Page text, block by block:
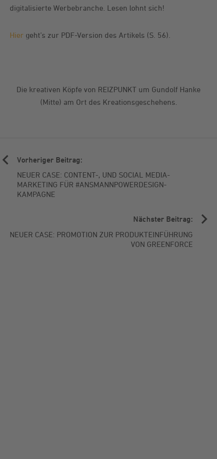
digitalisierte Werbebranche. Lesen lohnt sich!
Hier geht’s zur PDF-Version des Artikels (S. 56).
Die kreativen Köpfe von REIZPUNKT um Gundolf Hanke
(Mitte) am Ort des Kreationsgeschehens.
Vorheriger Beitrag:
NEUER CASE: CONTENT-, UND SOCIAL MEDIA-
MARKETING FÜR #ANSMANNPOWERDESIGN-
KAMPAGNE
Nächster Beitrag:
NEUER CASE: PROMOTION ZUR PRODUKTEINFÜHRUNG
VON GREENFORCE